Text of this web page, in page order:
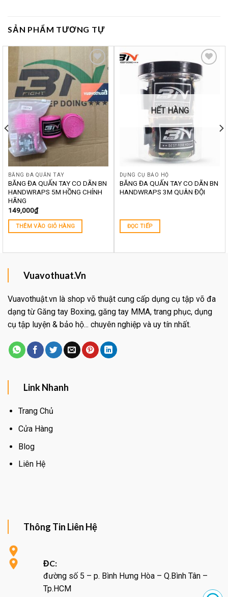
SẢN PHẨM TƯƠNG TỰ
Yêu
thích
BĂNG ĐA QUẤN TAY
BĂNG ĐA QUẤN TAY CO DÃN BN
HANDWRAPS 5M HỒNG CHÍNH
HÃNG
149,000₫
THÊM VÀO GIỎ HÀNG
HẾT HÀNG
DỤNG CỤ BẢO HỘ
BĂNG ĐA QUẤN TAY CO DÃN BN
HANDWRAPS 3M QUÂN ĐỘI
ĐỌC TIẾP
Vuavothuat.Vn
Vuavothuật.vn là shop võ thuật cung cấp dụng cụ tập võ đa
dạng từ Găng tay Boxing, găng tay MMA, trang phục, dụng
cụ tập luyện & bảo hộ... chuyên nghiệp và uy tín nhất.
Link Nhanh
Trang Chủ
Cửa Hàng
Blog
Liên Hệ
Thông Tin Liên Hệ
ĐC:
đường số 5 – p. Bình Hưng Hòa – Q.Bình Tân –
Tp.HCM